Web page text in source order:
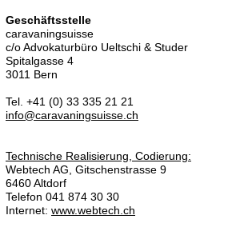
Geschäftsstelle
caravaningsuisse
c/o Advokaturbüro Ueltschi & Studer
Spitalgasse 4
3011 Bern
Tel. +41 (0) 33 335 21 21
info@caravaningsuisse.ch
Technische Realisierung, Codierung:
Webtech AG, Gitschenstrasse 9
6460 Altdorf
Telefon 041 874 30 30
Internet: www.webtech.ch